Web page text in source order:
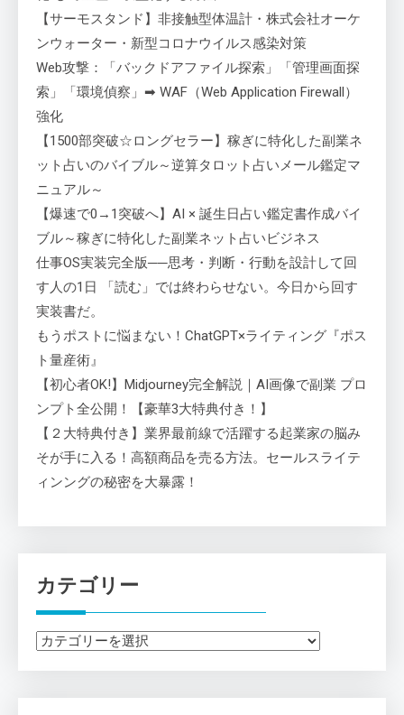
【サーモスタンド】非接触型体温計・株式会社オーケ
ンウォーター・新型コロナウイルス感染対策
Web攻撃：「バックドアファイル探索」「管理画面探
索」「環境偵察」➡ WAF（Web Application Firewall）
強化
【1500部突破☆ロングセラー】稼ぎに特化した副業ネ
ット占いのバイブル～逆算タロット占いメール鑑定マ
ニュアル～
【爆速で0→1突破へ】AI × 誕生日占い鑑定書作成バイ
ブル～稼ぎに特化した副業ネット占いビジネス
仕事OS実装完全版──思考・判断・行動を設計して回
す人の1日 「読む」では終わらせない。今日から回す
実装書だ。
もうポストに悩まない！ChatGPT×ライティング『ポス
ト量産術』
【初心者OK!】Midjourney完全解説｜AI画像で副業 プロ
ンプト全公開！【豪華3大特典付き！】
【２大特典付き】業界最前線で活躍する起業家の脳み
そが手に入る！高額商品を売る方法。セールスライテ
ィンングの秘密を大暴露！
カテゴリー
カ